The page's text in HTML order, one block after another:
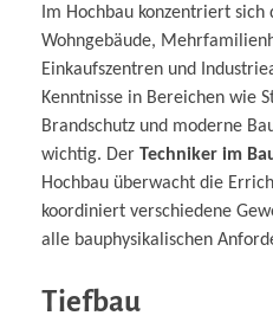
Im Hochbau konzentriert
Wohngebäude,
Einkaufszentren und
Kenntnisse in Bereichen wie
Brandschutz und moderne
wichtig. Der Techniker im
Hochbau überwacht die
koordiniert verschiedene
alle bauphysikalischen
Tiefbau